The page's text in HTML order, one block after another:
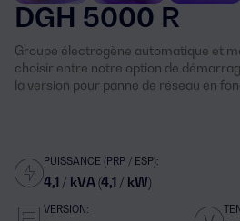
DGH 5000 R
Groupe électrogène automatique et
choisir entre notre option de
la version pour panne de réseau en
PUISSANCE (PRP / ESP):
4,1 / kVA (4,1 / kW)
VERSION: